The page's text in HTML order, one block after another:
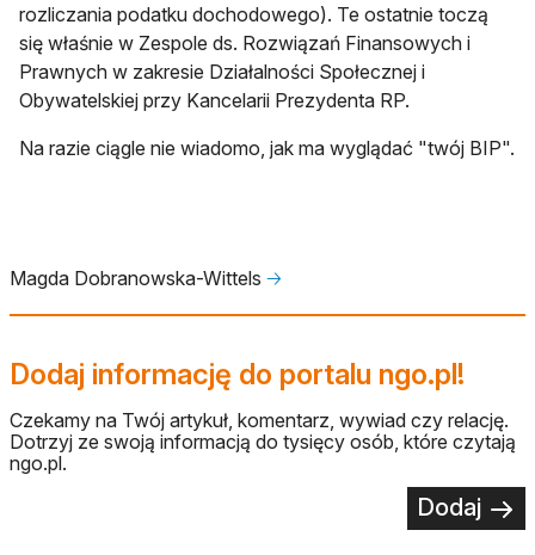
rozliczania podatku dochodowego). Te ostatnie toczą
się właśnie w Zespole ds. Rozwiązań Finansowych i
Prawnych w zakresie Działalności Społecznej i
Obywatelskiej przy Kancelarii Prezydenta RP.
Na razie ciągle nie wiadomo, jak ma wyglądać "twój BIP".
Magda Dobranowska-Wittels 🡢
Dodaj informację do portalu ngo.pl!
Czekamy na Twój artykuł, komentarz, wywiad czy relację.
Dotrzyj ze swoją informacją do tysięcy osób, które czytają
ngo.pl.
Dodaj